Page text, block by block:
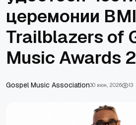
церемонии BMI
Trailblazers of
Music Awards
Gospel Music Association30 июн., 2026 13